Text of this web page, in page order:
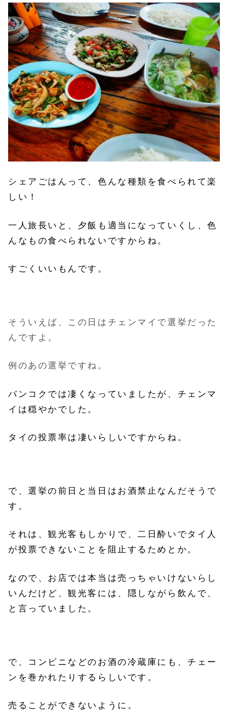
シェアごはんって、色んな種類を食べられて楽
しい！
一人旅長いと、夕飯も適当になっていくし、色
んなもの食べられないですからね。
すごくいいもんです。
そういえば、この日はチェンマイで選挙だった
んですよ。
例のあの選挙ですね。
バンコクでは凄くなっていましたが、チェンマ
イは穏やかでした。
タイの投票率は凄いらしいですからね。
で、選挙の前日と当日はお酒禁止なんだそうで
す。
それは、観光客もしかりで、二日酔いでタイ人
が投票できないことを阻止するためとか。
なので、お店では本当は売っちゃいけないらし
いんだけど、観光客には、隠しながら飲んで、
と言っていました。
で、コンビニなどのお酒の冷蔵庫にも、チェー
ンを巻かれたりするらしいです。
売ることができないように。